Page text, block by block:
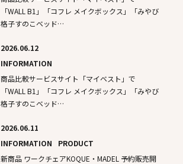
「WALL B1」「コフレ メイクボックス」「みやび
格子すのこベッド…
2026.06.12
INFORMATION
商品比較サービスサイト「マイベスト」で
「WALL B1」「コフレ メイクボックス」「みやび
格子すのこベッド…
2026.06.11
INFORMATION
PRODUCT
新商品​ ワークチェアKOQUE・MADEL 予約販売開